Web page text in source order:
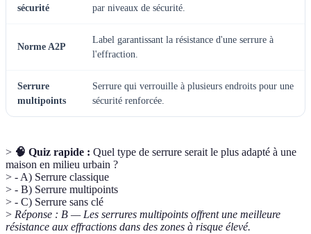
sécurité
par niveaux de sécurité.
Norme A2P
Label garantissant la résistance d'une serrure à
l'effraction.
Serrure
multipoints
Serrure qui verrouille à plusieurs endroits pour une
sécurité renforcée.
> 🧠 Quiz rapide : Quel type de serrure serait le plus adapté à une
maison en milieu urbain ?
> - A) Serrure classique
> - B) Serrure multipoints
> - C) Serrure sans clé
> Réponse : B — Les serrures multipoints offrent une meilleure
résistance aux effractions dans des zones à risque élevé.